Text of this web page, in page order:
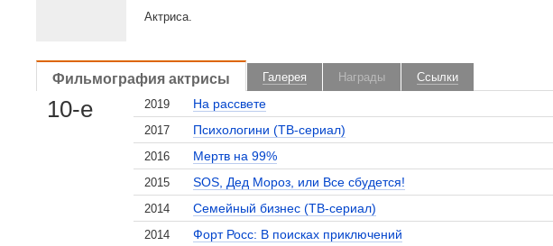
Актриса.
Фильмография актрисы Галерея Награды Ссылки
10-е 2019 На рассвете
2017
Психологини (ТВ-сериал)
2016
Мертв на 99%
2015
SOS, Дед Мороз, или Все сбудется!
2014 Семейный бизнес (ТВ-сериал)
2014
Форт Росс: В поисках приключений